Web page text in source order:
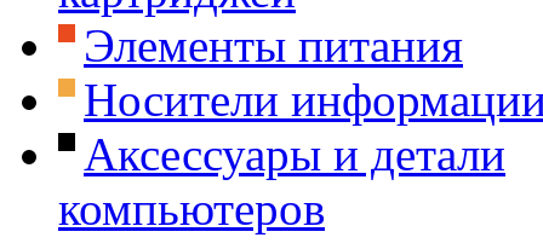
Элементы питания
Носители
Аксессуары и детали
компьютеров